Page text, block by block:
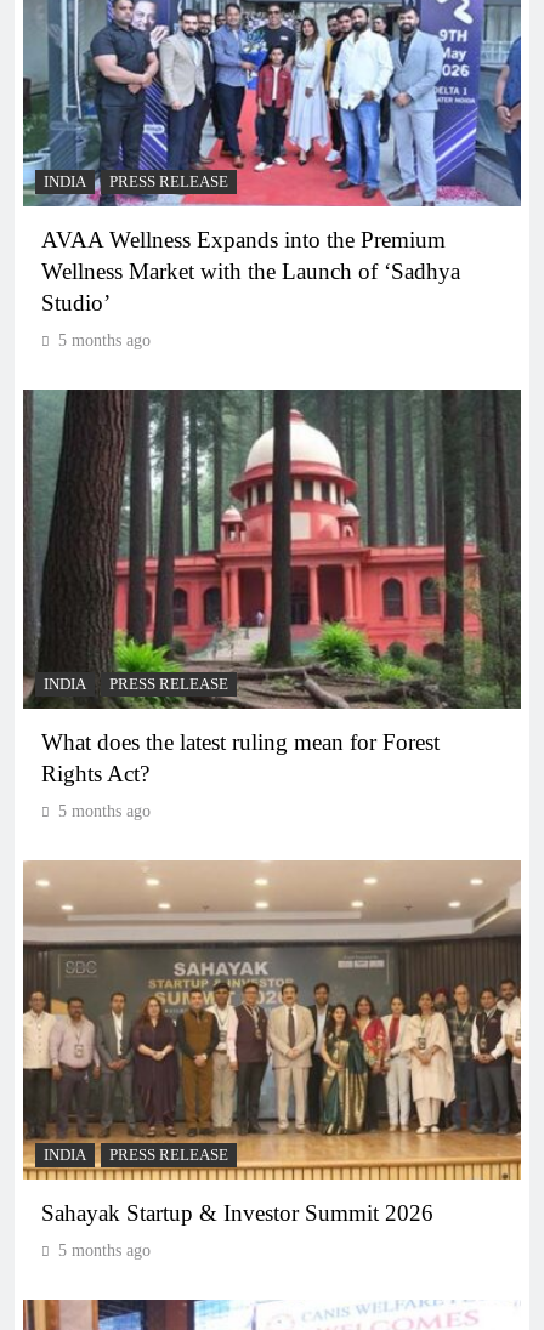
INDIA PRESS RELEASE
AVAA Wellness Expands into the Premium
Wellness Market with the Launch of ‘Sadhya
Studio’
5 months ago
INDIA PRESS RELEASE
What does the latest ruling mean for Forest
Rights Act?
5 months ago
INDIA PRESS RELEASE
Sahayak Startup & Investor Summit 2026
5 months ago